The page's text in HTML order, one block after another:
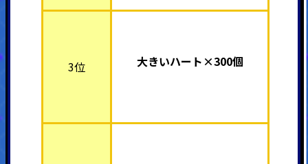
3位 大きいハート×300個